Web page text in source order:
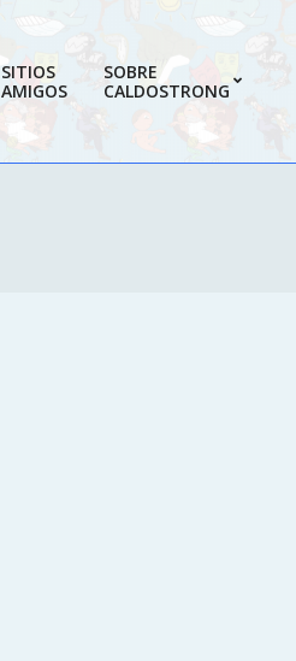
SITIOS
AMIGOS
SOBRE
CALDOSTRONG